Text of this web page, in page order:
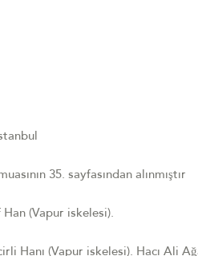
35. sayfasından alınmıştır
(Vapur iskelesi).
Hanı (Vapur iskelesi). Hacı Ali